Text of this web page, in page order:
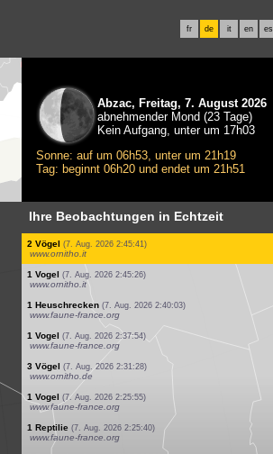
fr de it en es
Abzac, Freitag, 7. August 2026
abnehmender Mond (23 Tage)
Kein Aufgang, unter um 17h03
Sonne: auf um 06h53, unter um 21h19
Tag: beginnt 06h20 und endet um 21h51
Ihre Beobachtungen in Echtzeit
3 Säugetiere (7. Aug. 2026 2:47:49)
www.ornitho.ch
5 Säugetiere (7. Aug. 2026 2:47:49)
www.ornitho.ch
1 Saugetier (7. Aug. 2026 2:47:49)
www.ornitho.ch
1 Reptilie (7. Aug. 2026 2:47:41)
www.ornitho.ch
1 Vogel (7. Aug. 2026 2:47:41)
www.ornitho.ch
1 Vogel (7. Aug. 2026 2:47:39)
www.ornitho.ch
1 Vogel (7. Aug. 2026 2:47:38)
www.ornitho.ch